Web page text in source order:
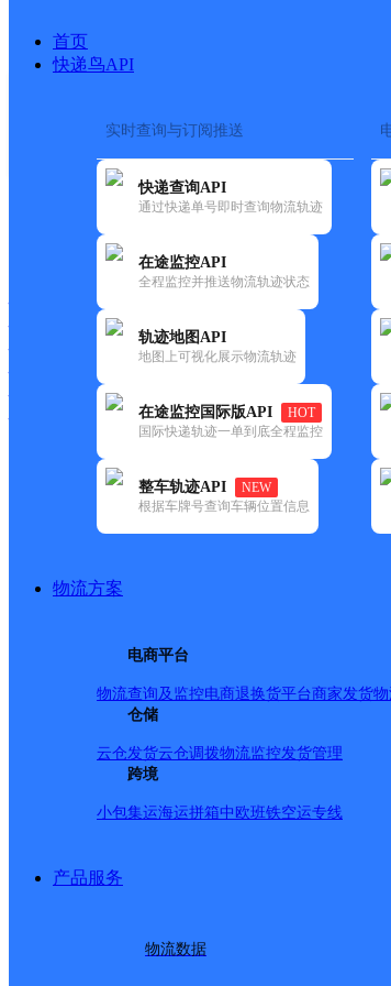
首页
快递鸟API
实时查询与订阅推送
快递查询API
通过快递单号即时查询物流轨迹
在途监控API
全程监控并推送物流轨迹状态
轨迹地图API
地图上可视化展示物流轨迹
在途监控国际版API
HOT
国际快递轨迹一单到底全程监控
整车轨迹API
NEW
根据车牌号查询车辆位置信息
物流方案
电商平台
物流查询及监控电商退换货平台商家发货
仓储
云仓发货云仓调拨物流监控发货管理
跨境
小包集运海运拼箱中欧班铁空运专线
产品服务
物流数据
快递大全 > 快递网点
快递大全 快运大全
城市：商洛市 ✕ 快递：中通快递 ✕ 地区
地区:
不限 丹凤县(1)
商洛市镇安县
更多号码地址：镇安县岭南路142号
派送范围:镇安县城区，前街，南新街，十字口
南门坡，西关，北城坡，镇城社区，青槐社区。
尾页
乐东县电话：